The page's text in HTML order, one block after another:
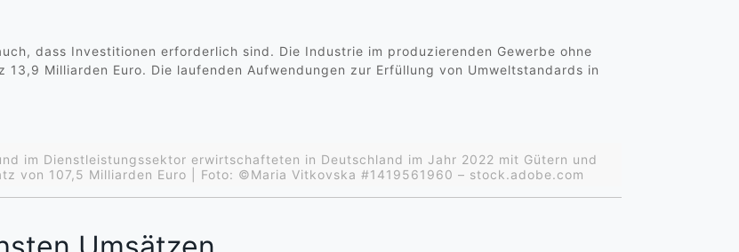
dass Investitionen erforderlich sind. Die Industrie im produzierenden Gewerbe ohne
Milliarden Euro. Die laufenden Aufwendungen zur Erfüllung von Umweltstandards in
im Dienstleistungssektor erwirtschafteten in Deutschland im Jahr 2022 mit Gütern und
von 107,5 Milliarden Euro | Foto: ©Maria Vitkovska #1419561960 – stock.adobe.com